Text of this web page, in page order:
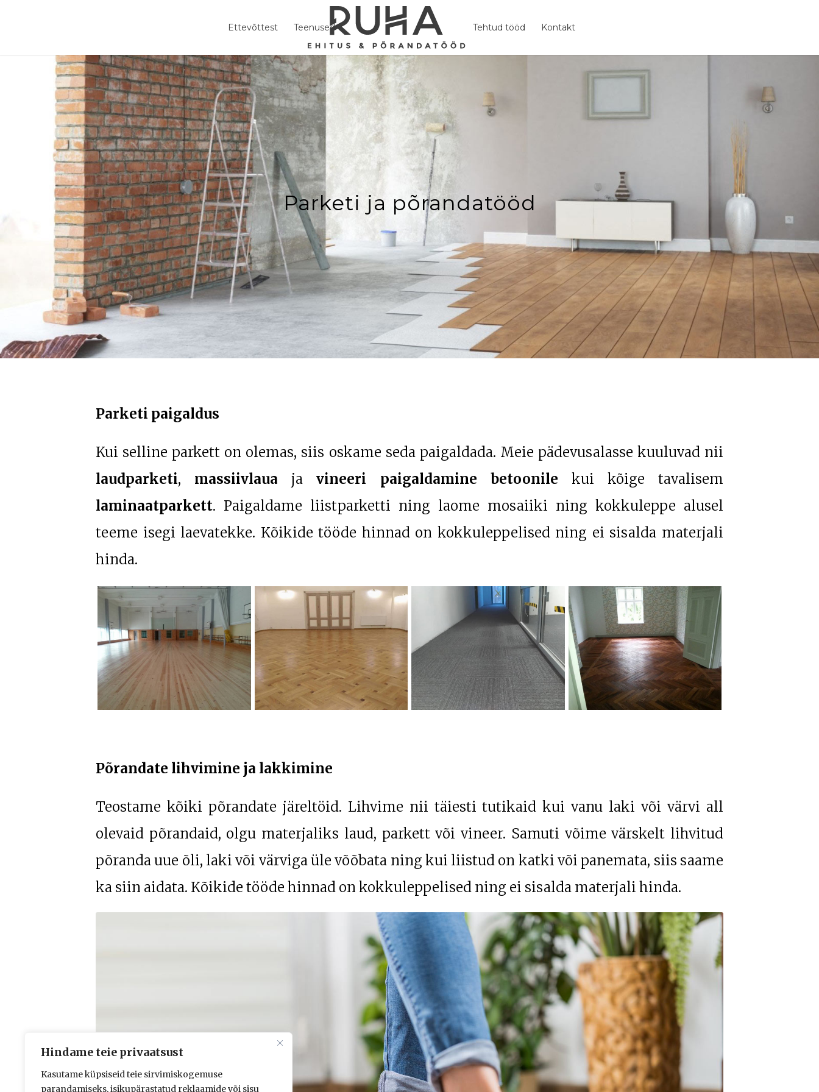
Hindame teie privaatsust
Kasutame küpsiseid teie sirvimiskogemuse
parandamiseks, isikupärastatud reklaamide või sisu
Ettevõttest Teenused Tehtud tööd Kontakt
Parketi ja põrandatööd
Parketi paigaldus
Kui selline parkett on olemas, siis oskame seda paigaldada. Meie pädevusalasse kuuluvad nii
laudparketi, massiivlaua javineeri paigaldamine betoonile kui kõige tavalisem
laminaatparkett. Paigaldame liistparketti ning laome mosaiiki ning kokkuleppe alusel
teeme isegi laevatekke. Kõikide tööde hinnad on kokkuleppelised ning ei sisalda materjali
hinda.
Põrandate lihvimine ja lakkimine
Teostame kõiki põrandate järeltöid. Lihvime nii täiesti tutikaid kui vanu laki või värvi all
olevaid põrandaid, olgu materjaliks laud, parkett või vineer. Samuti võime värskelt lihvitud
põranda uue õli, laki või värviga üle võõbata ning kui liistud on katki või panemata, siis saame
ka siin aidata. Kõikide tööde hinnad on kokkuleppelised ning ei sisalda materjali hinda.